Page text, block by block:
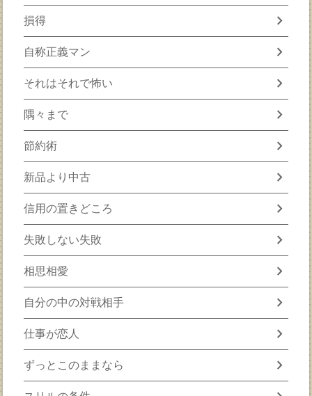
損得 chevron_right
自称正義マン chevron_right
それはそれで怖い chevron_right
隅々まで chevron_right
節約術 chevron_right
新品より中古 chevron_right
信用の置きどころ chevron_right
失敗しない失敗 chevron_right
相思相愛 chevron_right
自分の中の対戦相手 chevron_right
仕事が恋人 chevron_right
ずっとこのままなら chevron_right